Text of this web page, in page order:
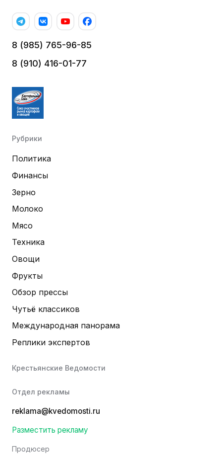
8 (985) 765-96-85
8 (910) 416-01-77
Рубрики
Политика
Финансы
Зерно
Молоко
Мясо
Техника
Овощи
Фрукты
Обзор прессы
Чутьё классиков
Международная панорама
Реплики экспертов
Крестьянские Ведомости
Отдел рекламы
reklama@kvedomosti.ru
Разместить рекламу
Продюсер